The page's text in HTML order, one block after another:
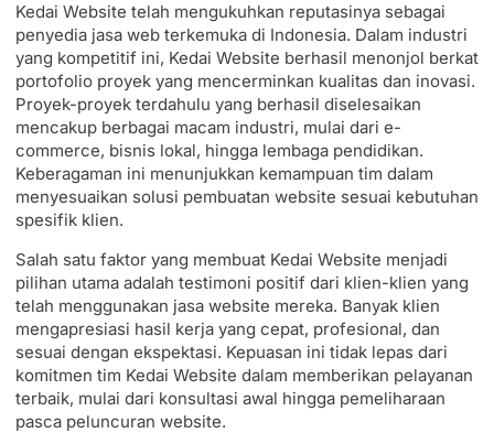
Kedai Website telah mengukuhkan reputasinya sebagai
penyedia jasa web terkemuka di Indonesia. Dalam industri
yang kompetitif ini, Kedai Website berhasil menonjol berkat
portofolio proyek yang mencerminkan kualitas dan inovasi.
Proyek-proyek terdahulu yang berhasil diselesaikan
mencakup berbagai macam industri, mulai dari e-
commerce, bisnis lokal, hingga lembaga pendidikan.
Keberagaman ini menunjukkan kemampuan tim dalam
menyesuaikan solusi pembuatan website sesuai kebutuhan
spesifik klien.
Salah satu faktor yang membuat Kedai Website menjadi
pilihan utama adalah testimoni positif dari klien-klien yang
telah menggunakan jasa website mereka. Banyak klien
mengapresiasi hasil kerja yang cepat, profesional, dan
sesuai dengan ekspektasi. Kepuasan ini tidak lepas dari
komitmen tim Kedai Website dalam memberikan pelayanan
terbaik, mulai dari konsultasi awal hingga pemeliharaan
pasca peluncuran website.